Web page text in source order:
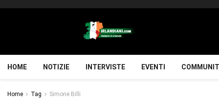
HOME NOTIZIE INTERVISTE EVENTI
Home Tag Simone Billi